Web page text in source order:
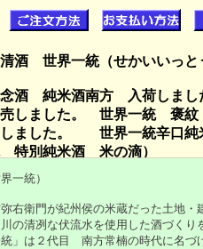
酒 世界一統（せかいいっ
念酒 純米酒南方 入荷しま
しました。 世界一統 褒
ました。 世界一統辛口
特別純米酒 米の滴）
一統）
右衛門が紀州侯の米蔵だった土地・
の清冽な伏流水を使用した酒づく
統」は２代目 南方常楠の時代に名